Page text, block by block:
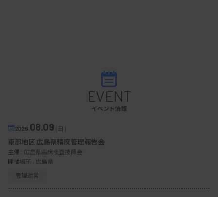
EVENT
イベント情報
2026. 08.09（日）
東部地区 広島県精度管理報告会
主催 : 広島県臨床検査技師会
開催場所 : 広島県
管理運営